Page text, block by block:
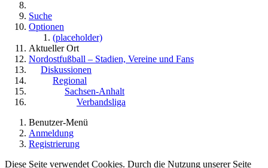
Suche
Optionen
(placeholder)
Aktueller Ort
Nordostfußball – Stadien, Vereine und Fans
Diskussionen
Regional
Sachsen-Anhalt
Verbandsliga
Benutzer-Menü
Anmeldung
Registrierung
Diese Seite verwendet Cookies. Durch die Nutzung unserer Seite